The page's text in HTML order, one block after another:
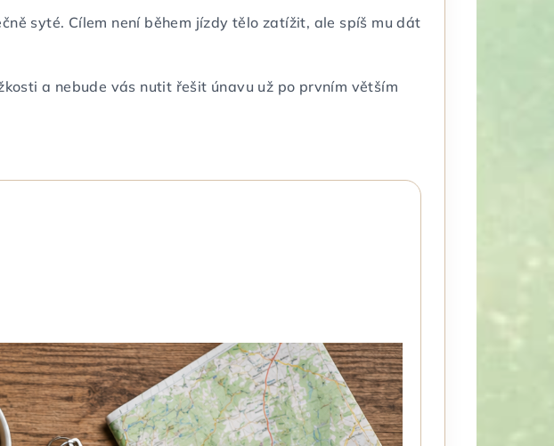
syté. Cílem není během jízdy tělo zatížit, ale spíš mu dát
a nebude vás nutit řešit únavu už po prvním větším